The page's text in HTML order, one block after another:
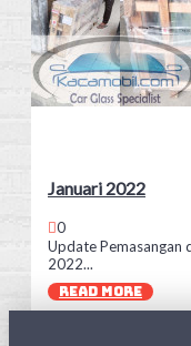
Januari 2022
0
Update Pemasangan
2022...
READ MORE